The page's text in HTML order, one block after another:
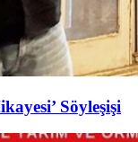
Söyleşişi